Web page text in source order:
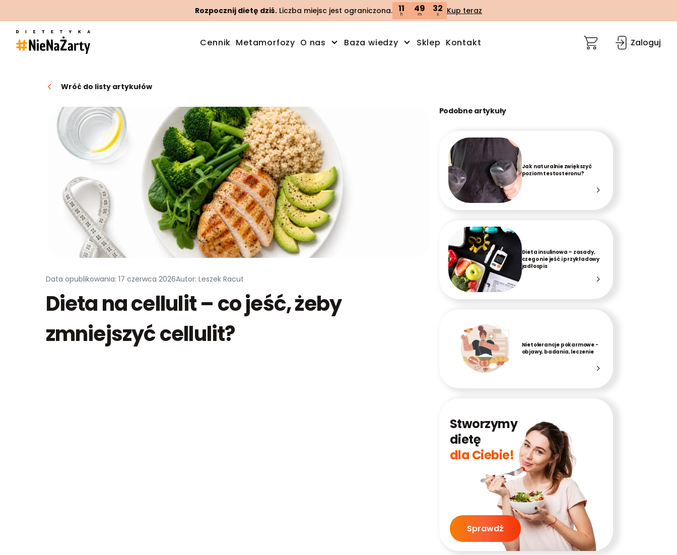
Rozpocznij dietę dziś. Liczba miejsc jest ograniczona. 11
h
49
m
31
s Kup teraz
Cennik Metamorfozy O nas Baza wiedzy Sklep Kontakt Zaloguj
Wróć do listy artykułów
Data opublikowania: 17 czerwca 2026Autor: Leszek Racut
Dieta na cellulit – co jeść, żeby
zmniejszyć cellulit?
Podobne artykuły
Jak naturalnie zwiększyć
poziom testosteronu?
Dieta insulinowa – zasady,
czego nie jeść i przykładowy
jadłospis
Nietolerancje pokarmowe -
objawy, badania, leczenie
Stworzymy
dietę
dla Ciebie!
Sprawdź